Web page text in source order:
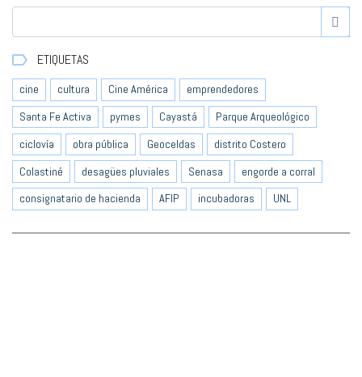
ETIQUETAS
cine cultura Cine América
emprendedores
Santa Fe Activa
pymes Cayastá
Parque Arqueológico
ciclovía
obra pública Geoceldas
distrito Costero
Colastiné
desagües pluviales Senasa
engorde a corral
consignatario de hacienda
AFIP incubadoras UNL